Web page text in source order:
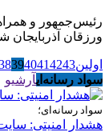
رئیس‌جمهور و
ورزقان
اولین 3940414243
سواد رسانه‌ایآرشیو
سواد رسانه‌ای؛
هشدار امنیتی: